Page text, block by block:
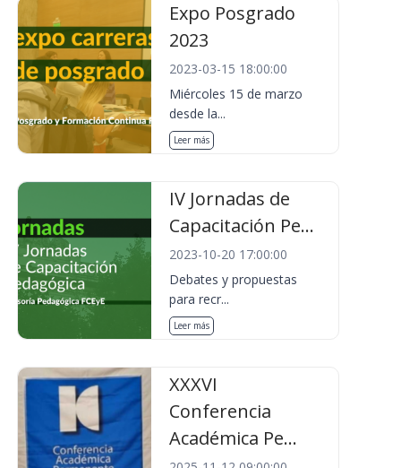
Expo Posgrado
2023
2023-03-15 18:00:00
Miércoles 15 de marzo
desde la...
Leer más
IV Jornadas de
Capacitación Pe...
2023-10-20 17:00:00
Debates y propuestas
para recr...
Leer más
XXXVI
Conferencia
Académica Pe...